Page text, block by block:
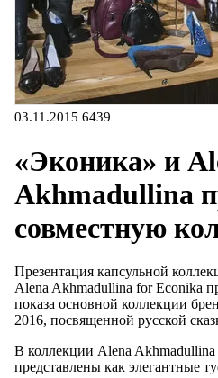
03.11.2015 6439
«Эконика» и
Akhmadullina
совместную
Презентация капсульной
Alena Akhmadullina for Eсonika
показа основной коллекции
2016, посвященной русской
В коллекции Alena
представлены как элегантные